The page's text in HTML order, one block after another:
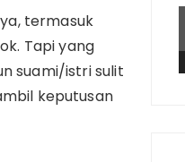
termasuk
Tapi yang
suami/istri sulit
keputusan